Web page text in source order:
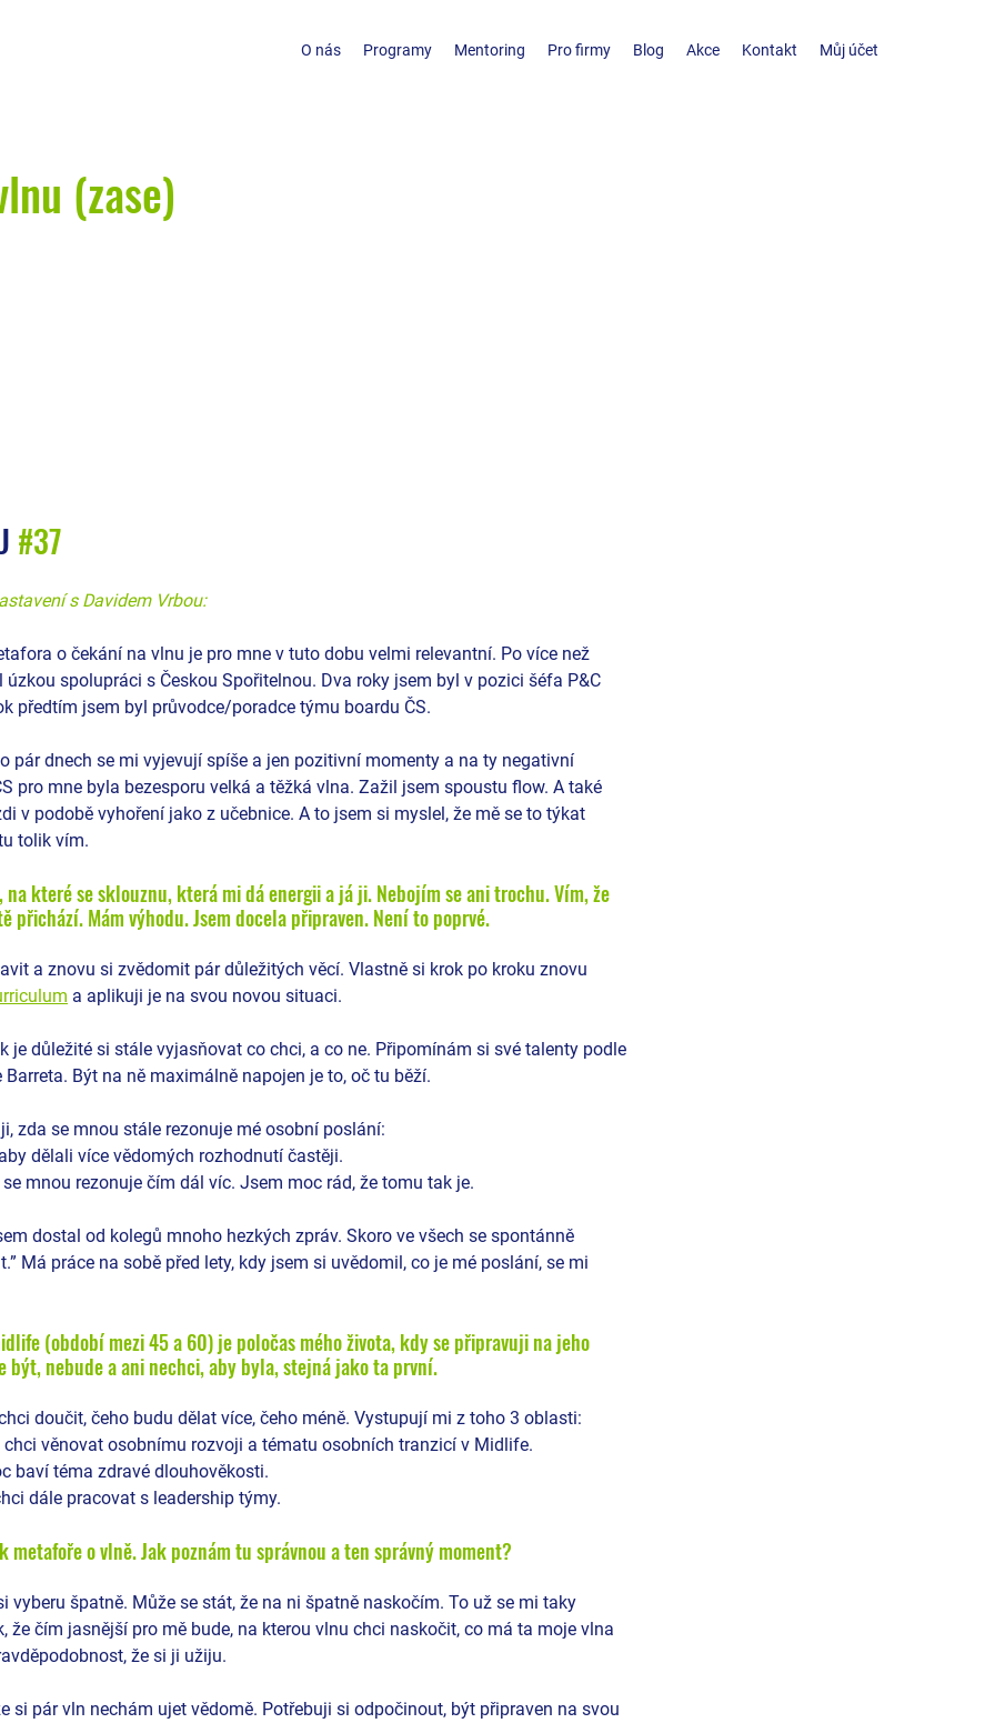
O nás Programy Mentoring Pro firmy Blog Akce Kontakt Můj účet
(zase)
#37
s Davidem Vrbou:
o čekání na vlnu je pro mne v tuto dobu velmi relevantní. Po více než
spolupráci s Českou Spořitelnou. Dva roky jsem byl v pozici šéfa P&C
předtím jsem byl průvodce/poradce týmu boardu ČS.
pár dnech se mi vyjevují spíše a jen pozitivní momenty a na ty negativní
pro mne byla bezesporu velká a těžká vlna. Zažil jsem spoustu flow. A také
v podobě vyhoření jako z učebnice. A to jsem si myslel, že mě se to týkat
tolik vím.
které se sklouznu, která mi dá energii a já ji. Nebojím se ani trochu. Vím, že
přichází. Mám výhodu. Jsem docela připraven. Není to poprvé.
a znovu si zvědomit pár důležitých věcí. Vlastně si krok po kroku znovu
a aplikuji je na svou novou situaci.
je důležité si stále vyjasňovat co chci, a co ne. Připomínám si své talenty podle
Být na ně maximálně napojen je to, oč tu běží.
zda se mnou stále rezonuje mé osobní poslání:
dělali více vědomých rozhodnutí častěji.
mnou rezonuje čím dál víc. Jsem moc rád, že tomu tak je.
dostal od kolegů mnoho hezkých zpráv. Skoro ve všech se spontánně
Má práce na sobě před lety, kdy jsem si uvědomil, co je mé poslání, se mi
(období mezi 45 a 60) je poločas mého života, kdy se připravuji na jeho
být, nebude a ani nechci, aby byla, stejná jako ta první.
doučit, čeho budu dělat více, čeho méně. Vystupují mi z toho 3 oblasti:
chci věnovat osobnímu rozvoji a tématu osobních tranzicí v Midlife.
baví téma zdravé dlouhověkosti.
dále pracovat s leadership týmy.
metafoře o vlně. Jak poznám tu správnou a ten správný moment?
vyberu špatně. Může se stát, že na ni špatně naskočím. To už se mi taky
že čím jasnější pro mě bude, na kterou vlnu chci naskočit, co má ta moje vlna
že si ji užiju.
si pár vln nechám ujet vědomě. Potřebuji si odpočinout, být připraven na svou